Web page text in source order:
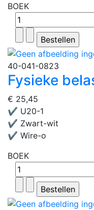
BOEK
40-041-0823
Fysieke
€ 25,45
✔ U20-1
✔ Zwart-wit
✔ Wire-o
BOEK